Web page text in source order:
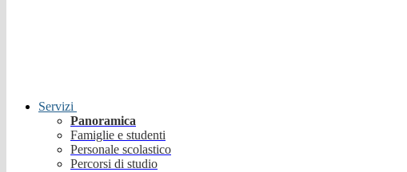
Servizi
Panoramica
Famiglie e studenti
Personale scolastico
Percorsi di studio